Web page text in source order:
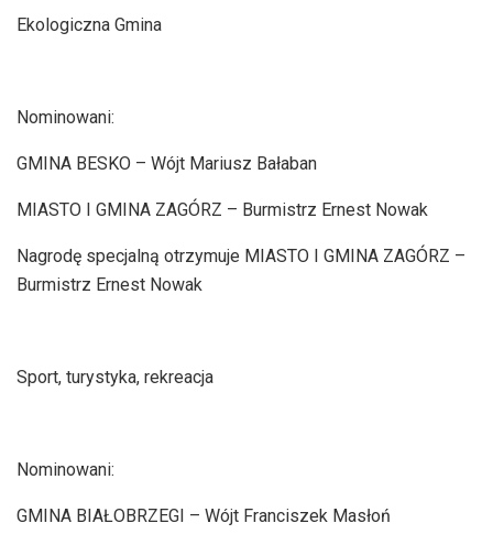
Ekologiczna Gmina
Nominowani:
GMINA BESKO – Wójt Mariusz Bałaban
MIASTO I GMINA ZAGÓRZ – Burmistrz Ernest Nowak
Nagrodę specjalną otrzymuje MIASTO I GMINA ZAGÓRZ –
Burmistrz Ernest Nowak
Sport, turystyka, rekreacja
Nominowani:
GMINA BIAŁOBRZEGI – Wójt Franciszek Masłoń